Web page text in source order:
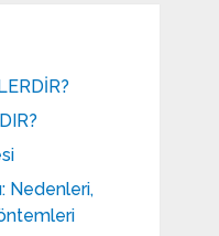
Nedenleri,